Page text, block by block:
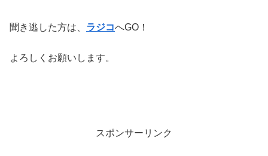
聞き逃した方は、 ラジコへGO！
よろしくお願いします。
スポンサーリンク